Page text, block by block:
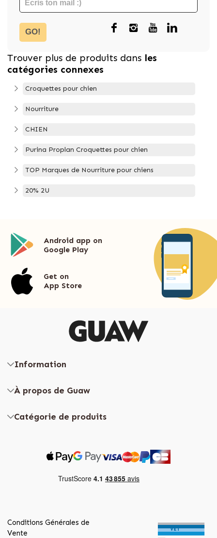
GO!
Trouver plus de produits dans les
catégories connexes
Croquettes pour chien
Nourriture
CHIEN
Purina Proplan Croquettes pour chien
TOP Marques de Nourriture pour chiens
20% 2U
Android app on
Google Play
Get on
App Store
Information
À propos de Guaw
Catégorie de produits
Conditions Générales de
Vente